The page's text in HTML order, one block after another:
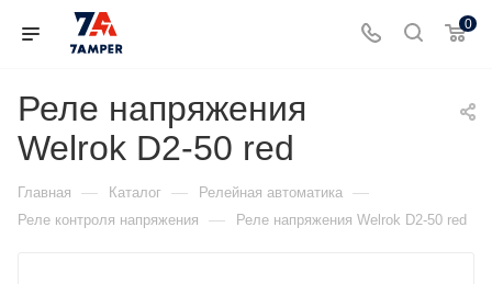
0
Реле напряжения
Welrok D2-50 red
Главная — Каталог — Релейная автоматика —
Реле контроля напряжения — Реле напряжения Welrok D2-50 red